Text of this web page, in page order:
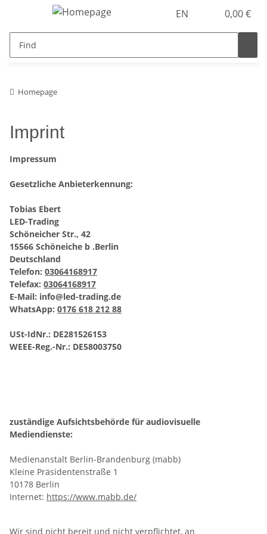
EN 0,00 €
Homepage
Imprint
Impressum
Gesetzliche Anbieterkennung:
Tobias Ebert
LED-Trading
Schöneicher Str., 42
15566 Schöneiche b .Berlin
Deutschland
Telefon: 03064168917
Telefax: 03064168917
E-Mail: info@led-trading.de
WhatsApp: 0176 618 212 88
USt-IdNr.: DE281526153
WEEE-Reg.-Nr.: DE58003750
zuständige Aufsichtsbehörde für audiovisuelle
Mediendienste:
Medienanstalt Berlin-Brandenburg (mabb)
Kleine Präsidentenstraße 1
10178 Berlin
Internet: https://www.mabb.de/
Wir sind nicht bereit und nicht verpflichtet, an